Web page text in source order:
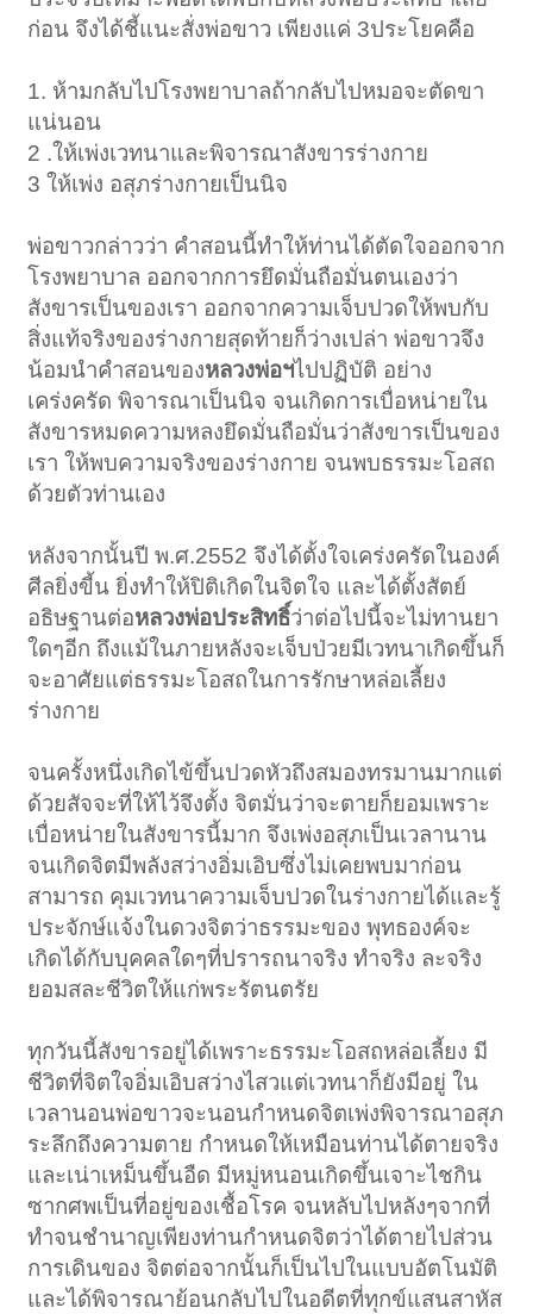
ก่อน จึงได้ชี้แนะสั่งพ่อขาว เพียงแค่ 3ประโยคคือ
1. ห้ามกลับไปโรงพยาบาลถ้ากลับไปหมอจะตัดขา
แน่นอน
2 .ให้เพ่งเวทนาและพิจารณาสังขารร่างกาย
3 ให้เพ่ง อสุภร่างกายเป็นนิจ
พ่อขาวกล่าวว่า คำสอนนี้ทำให้ท่านได้ตัดใจออกจาก
โรงพยาบาล ออกจากการยึดมั่นถือมั่นตนเองว่า
สังขารเป็นของเรา ออกจากความเจ็บปวดให้พบกับ
สิ่งแท้จริงของร่างกายสุดท้ายก็ว่างเปล่า พ่อขาวจึง
น้อมนำคำสอนของหลวงพ่อฯไปปฏิบัติ อย่าง
เคร่งครัด พิจารณาเป็นนิจ จนเกิดการเบื่อหน่ายใน
สังขารหมดความหลงยึดมั่นถือมั่นว่าสังขารเป็นของ
เรา ให้พบความจริงของร่างกาย จนพบธรรมะโอสถ
ด้วยตัวท่านเอง
หลังจากนั้นปี พ.ศ.2552 จึงได้ตั้งใจเคร่งครัดในองค์
ศีลยิ่งขี้น ยิ่งทำให้ปิติเกิดในจิตใจ และได้ตั้งสัตย์
อธิษฐานต่อหลวงพ่อประสิทธิ์ว่าต่อไปนี้จะไม่ทานยา
ใดๆอีก ถึงแม้ในภายหลังจะเจ็บป่วยมีเวทนาเกิดขึ้นก็
จะอาศัยแต่ธรรมะโอสถในการรักษาหล่อเลี้ยง
ร่างกาย
จนครั้งหนึ่งเกิดไข้ขึ้นปวดหัวถึงสมองทรมานมากแต่
ด้วยสัจจะที่ให้ไว้จึงตั้ง จิตมั่นว่าจะตายก็ยอมเพราะ
เบื่อหน่ายในสังขารนี้มาก จึงเพ่งอสุภเป็นเวลานาน
จนเกิดจิตมีพลังสว่างอิ่มเอิบซึ่งไม่เคยพบมาก่อน
สามารถ คุมเวทนาความเจ็บปวดในร่างกายได้และรู้
ประจักษ์แจ้งในดวงจิตว่าธรรมะของ พุทธองค์จะ
เกิดได้กับบุคคลใดๆที่ปรารถนาจริง ทำจริง ละจริง
ยอมสละชีวิตให้แก่พระรัตนตรัย
ทุกวันนี้สังขารอยู่ได้เพราะธรรมะโอสถหล่อเลี้ยง มี
ชีวิตที่จิตใจอิ่มเอิบสว่างไสวแต่เวทนาก็ยังมีอยู่ ใน
เวลานอนพ่อขาวจะนอนกำหนดจิตเพ่งพิจารณาอสุภ
ระลึกถึงความตาย กำหนดให้เหมือนท่านได้ตายจริง
และเน่าเหม็นขึ้นอืด มีหมู่หนอนเกิดขึ้นเจาะไชกิน
ซากศพเป็นที่อยู่ของเชื้อโรค จนหลับไปหลังๆจากที่
ทำจนชำนาญเพียงท่านกำหนดจิตว่าได้ตายไปส่วน
การเดินของ จิตต่อจากนั้นก็เป็นไปในแบบอัตโนมัติ
และได้พิจารณาย้อนกลับไปในอดีตที่ทุกข์แสนสาหัส